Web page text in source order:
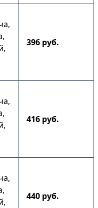
396 руб.
416 руб.
440 руб.